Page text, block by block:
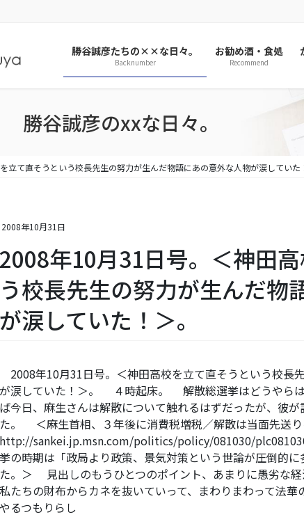
勝谷誠彦たちの××な日々。
Backnumber
お勧め酒・食処
Recommend
勝谷誠彦のxxな日々。
立て直そうという校長先生の努力が生んだ物語にあの意外な人物が涙していた
2008年10月31日
2008年10月31日号。＜神田
う校長先生の努力が生んだ物
が涙していた！＞。
2008年10月31日号。＜神田高校を立て直そうという校長
が涙していた！＞。 ４時起床。 解散総選挙はどうやら
ば今日、麻生さんは解散について触れるはずだったが、彼
た。 ＜麻生首相、３年後に消費税増税／解散は当面先送
http://sankei.jp.msn.com/politics/policy/081030/
挙の時期は「政局より政策、景気対策という世論が圧倒的
た。＞ 見出しのもうひとつのポイント、あまりに愚劣な
私たちの財布からカネを抜いていって、まわりまわって法
やるつもりらし